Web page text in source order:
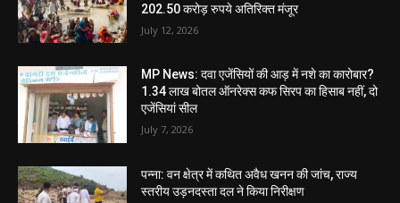
202.50 करोड़ रुपये अतिरिक्त मंजूर
July 12, 2026
MP News: दवा एजेंसियों की आड़ में नशे का कारोबार?
1.34 लाख बोतल ऑनरेक्स कफ सिरप का हिसाब नहीं, दो
एजेंसियां सील
July 7, 2026
पन्ना: वन क्षेत्र में कथित अवैध खनन की जांच, राज्य
स्तरीय उड़नदस्ता दल ने किया निरीक्षण